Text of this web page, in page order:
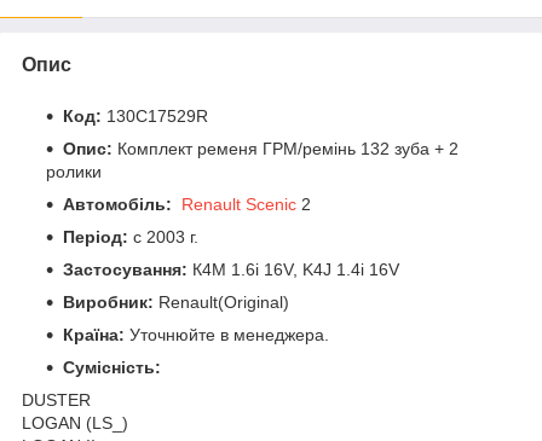
Опис
Код: 130C17529R
Опис: Комплект ременя ГРМ/ремінь 132 зуба + 2
ролики
Автомобіль:
Renault Scenic 2
Період: c 2003 г.
Застосування: К4М 1.6і 16V, K4J 1.4i 16V
Виробник: Renault(Original)
Країна: Уточнюйте в менеджера.
Сумісність:
DUSTER
LOGAN (LS_)